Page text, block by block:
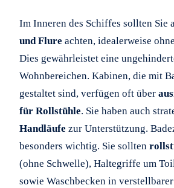
Im Inneren des Schiffes sollten Sie
und Flure achten, idealerweise
Dies gewährleistet eine
Wohnbereichen. Kabinen, die mit
gestaltet sind, verfügen oft über
für Rollstühle. Sie haben auch
Handläufe zur Unterstützung.
besonders wichtig. Sie sollten
(ohne Schwelle), Haltegriffe um
sowie Waschbecken in